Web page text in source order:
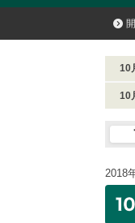
10
10
2018